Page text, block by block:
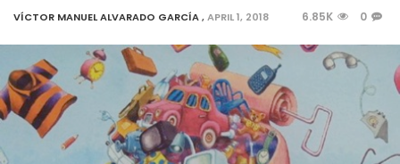
VÍCTOR MANUEL ALVARADO GARCÍA,APRIL 1, 2018 6.85K 0